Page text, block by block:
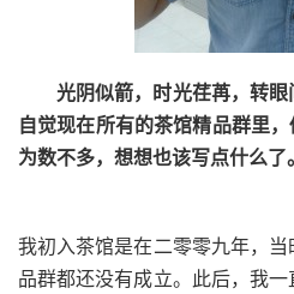
光阴似箭，时光荏苒，转眼
自觉现在所有的茶馆精品群里
为数不多，想想也该写点什么了。
我初入茶馆是在二零零九年，
品群都还没有成立。此后，我